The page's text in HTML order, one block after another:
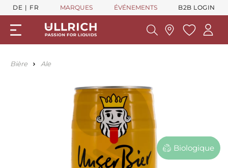
DE FR MARQUES ÉVÉNEMENTS B2B LOGIN
Bière Ale
Biologique